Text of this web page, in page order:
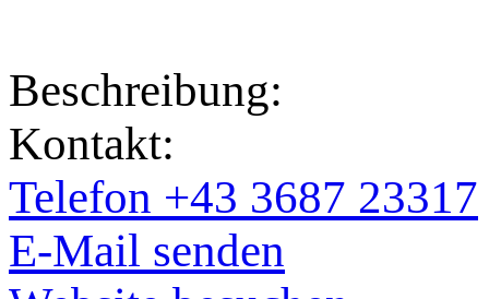
Beschreibung:
Kontakt:
Telefon +43 3687 23317
E-Mail senden